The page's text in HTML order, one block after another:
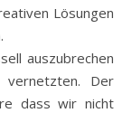
Lösungen
auszubrechen
Der
dass wir nicht